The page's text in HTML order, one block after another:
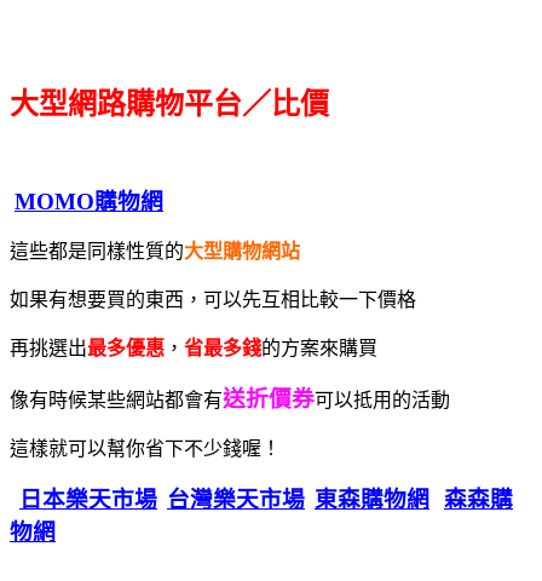
大型網路購物平台／比價
MOMO購物網
這些都是同樣性質的大型購物網站
如果有想要買的東西，可以先互相比較一下價格
再挑選出最多優惠 ， 省最多錢的方案來購買
像有時候某些網站都會有送折價券可以抵用的活動
這樣就可以幫你省下不少錢喔！
日本樂天市場 台灣樂天市場 東森購物網
森森購
物網